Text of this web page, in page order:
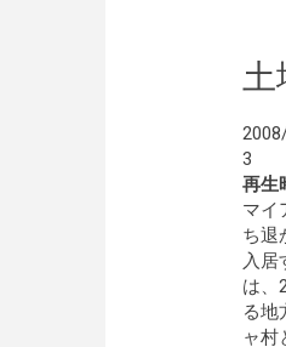
土
3
再生
マイ
ち退
入居
は、
る地
ャ村